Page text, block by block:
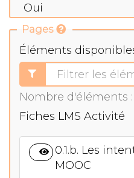
Pages
Éléments
Nombre d'éléments :
Fiches LMS Activité
0.1.b. Les
MOOC